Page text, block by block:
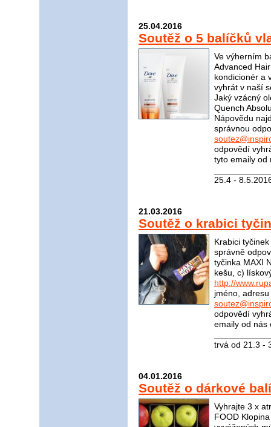
25.04.2016
Soutěž o 5 balíčků
Ve výherním
Advanced
kondicionér a
vyhrát v naší
Jaký vzácný
Quench
Nápovědu
správnou
odpovědí
tyto emaily od
25.4 -
21.03.2016
Soutěž o krabici
Krabici
správně
tyčinka MAXI
kešu, c)
http://
jméno,
odpovědí
emaily od nás
trvá od 21.3 -
04.01.2016
Soutěž o dárkové
Vyhrajte 3 x
FOOD